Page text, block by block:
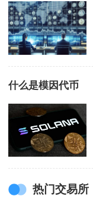
什么是模因代币
热门交易所